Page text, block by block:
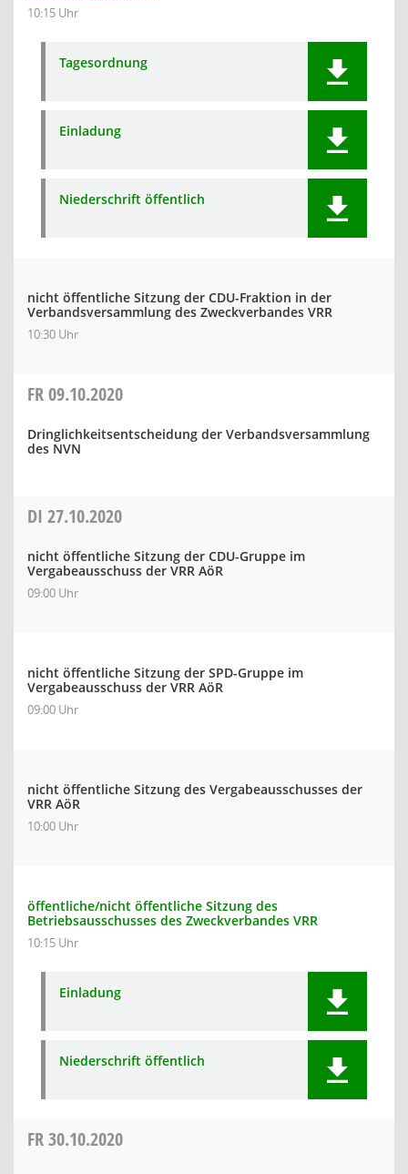
10:15 Uhr
Tagesordnung
Einladung
Niederschrift öffentlich
nicht öffentliche Sitzung der CDU-Fraktion in der
Verbandsversammlung des Zweckverbandes VRR
10:30 Uhr
FR09.10.2020
Dringlichkeitsentscheidung der Verbandsversammlung
des NVN
DI 27.10.2020
nicht öffentliche Sitzung der CDU-Gruppe im
Vergabeausschuss der VRR AöR
09:00 Uhr
nicht öffentliche Sitzung der SPD-Gruppe im
Vergabeausschuss der VRR AöR
09:00 Uhr
nicht öffentliche Sitzung des Vergabeausschusses der
VRR AöR
10:00 Uhr
öffentliche/nicht öffentliche Sitzung des
Betriebsausschusses des Zweckverbandes VRR
10:15 Uhr
Einladung
Niederschrift öffentlich
FR30.10.2020